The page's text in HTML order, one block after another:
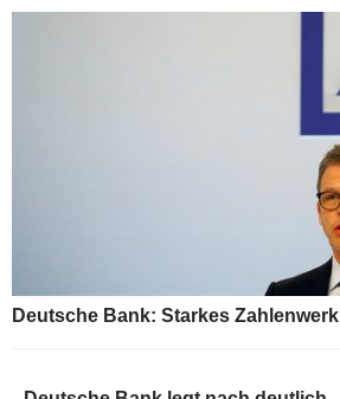
Deutsche Bank: Starkes Zahlenwerk